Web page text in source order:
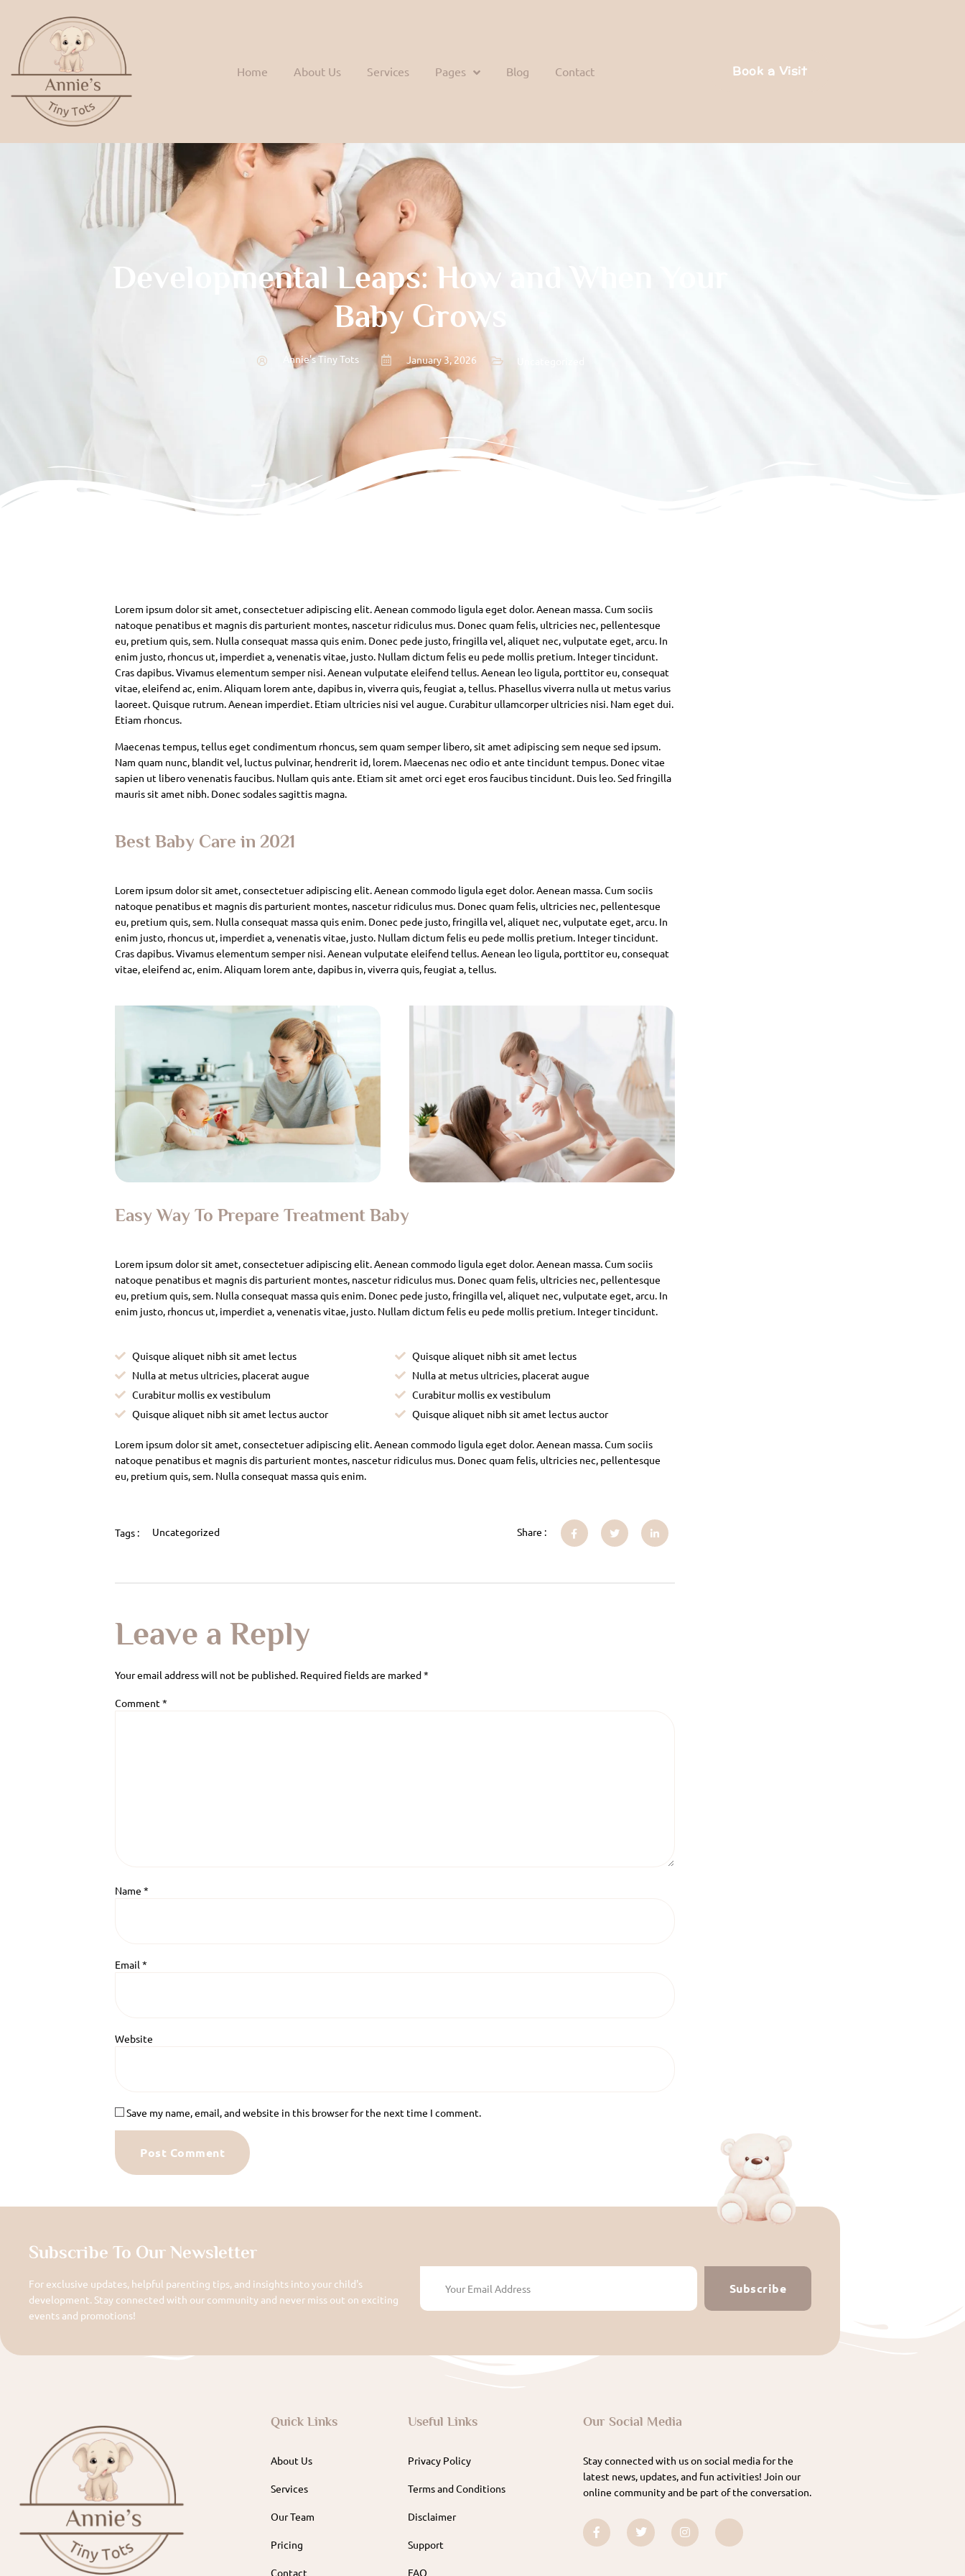
Home About Us Services Pages Blog Contact Book a Visit
Developmental Leaps: How and When Your
Baby Grows
Annie's Tiny Tots January 3, 2026
Lorem ipsum dolor sit amet, consectetuer adipiscing elit. Aenean commodo ligula eget dolor. Aenean massa. Cum sociis
natoque penatibus et magnis dis parturient montes, nascetur ridiculus mus. Donec quam felis, ultricies nec, pellentesque
eu, pretium quis, sem. Nulla consequat massa quis enim. Donec pede justo, fringilla vel, aliquet nec, vulputate eget, arcu. In
enim justo, rhoncus ut, imperdiet a, venenatis vitae, justo. Nullam dictum felis eu pede mollis pretium. Integer tincidunt.
Cras dapibus. Vivamus elementum semper nisi. Aenean vulputate eleifend tellus. Aenean leo ligula, porttitor eu, consequat
vitae, eleifend ac, enim. Aliquam lorem ante, dapibus in, viverra quis, feugiat a, tellus. Phasellus viverra nulla ut metus varius
laoreet. Quisque rutrum. Aenean imperdiet. Etiam ultricies nisi vel augue. Curabitur ullamcorper ultricies nisi. Nam eget dui.
Etiam rhoncus.
Maecenas tempus, tellus eget condimentum rhoncus, sem quam semper libero, sit amet adipiscing sem neque sed ipsum.
Nam quam nunc, blandit vel, luctus pulvinar, hendrerit id, lorem. Maecenas nec odio et ante tincidunt tempus. Donec vitae
sapien ut libero venenatis faucibus. Nullam quis ante. Etiam sit amet orci eget eros faucibus tincidunt. Duis leo. Sed fringilla
mauris sit amet nibh. Donec sodales sagittis magna.
Best Baby Care in 2021
Lorem ipsum dolor sit amet, consectetuer adipiscing elit. Aenean commodo ligula eget dolor. Aenean massa. Cum sociis
natoque penatibus et magnis dis parturient montes, nascetur ridiculus mus. Donec quam felis, ultricies nec, pellentesque
eu, pretium quis, sem. Nulla consequat massa quis enim. Donec pede justo, fringilla vel, aliquet nec, vulputate eget, arcu. In
enim justo, rhoncus ut, imperdiet a, venenatis vitae, justo. Nullam dictum felis eu pede mollis pretium. Integer tincidunt.
Cras dapibus. Vivamus elementum semper nisi. Aenean vulputate eleifend tellus. Aenean leo ligula, porttitor eu, consequat
vitae, eleifend ac, enim. Aliquam lorem ante, dapibus in, viverra quis, feugiat a, tellus.
Easy Way To Prepare Treatment Baby
Lorem ipsum dolor sit amet, consectetuer adipiscing elit. Aenean commodo ligula eget dolor. Aenean massa. Cum sociis
natoque penatibus et magnis dis parturient montes, nascetur ridiculus mus. Donec quam felis, ultricies nec, pellentesque
eu, pretium quis, sem. Nulla consequat massa quis enim. Donec pede justo, fringilla vel, aliquet nec, vulputate eget, arcu. In
enim justo, rhoncus ut, imperdiet a, venenatis vitae, justo. Nullam dictum felis eu pede mollis pretium. Integer tincidunt.
Quisque aliquet nibh sit amet lectus
Nulla at metus ultricies, placerat augue
Curabitur mollis ex vestibulum
Quisque aliquet nibh sit amet lectus auctor
Quisque aliquet nibh sit amet lectus
Nulla at metus ultricies, placerat augue
Curabitur mollis ex vestibulum
Quisque aliquet nibh sit amet lectus auctor
Lorem ipsum dolor sit amet, consectetuer adipiscing elit. Aenean commodo ligula eget dolor. Aenean massa. Cum sociis
natoque penatibus et magnis dis parturient montes, nascetur ridiculus mus. Donec quam felis, ultricies nec, pellentesque
eu, pretium quis, sem. Nulla consequat massa quis enim.
Tags : Uncategorized Share :
Leave a Reply
Your email address will not be published. Required fields are marked*
Comment*
Name *
Email *
Website
Save my name, email, and website in this browser for the next time I comment.
Subscribe To Our Newsletter
For exclusive updates, helpful parenting tips, and insights into your child's
development. Stay connected with our community and never miss out on exciting
events and promotions!
Subscribe
Quick Links
About Us
Services
Our Team
Pricing
Contact
Useful Links
Privacy Policy
Terms and Conditions
Disclaimer
Support
FAQ
Our Social Media
Stay connected with us on social media for the
latest news, updates, and fun activities! Join our
online community and be part of the conversation.